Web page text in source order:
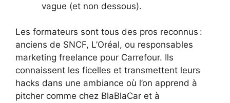
vague (et non dessous).
Les formateurs sont tous des pros reconnus :
anciens de SNCF, L’Oréal, ou responsables
marketing freelance pour Carrefour. Ils
connaissent les ficelles et transmettent leurs
hacks dans une ambiance où l’on apprend à
pitcher comme chez BlaBlaCar et à